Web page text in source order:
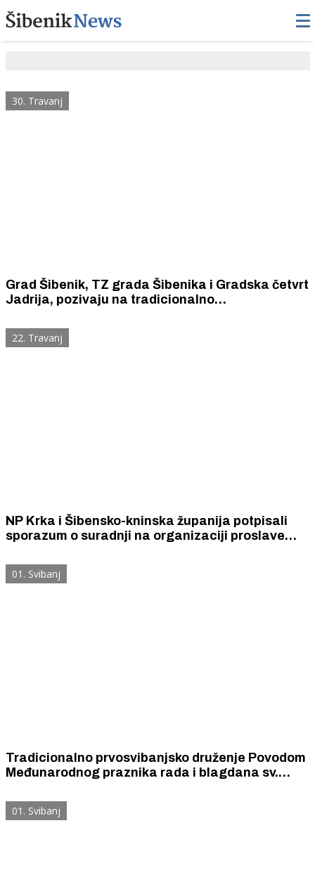
30. Travanj
Grad Šibenik, TZ grada Šibenika i Gradska četvrt
Jadrija, pozivaju na tradicionalno
brodom do Jadrije besplatan je.
22. Travanj
NP Krka i Šibensko-kninska županija potpisali
sporazum o suradnji na organizaciji proslave
Sajmom agroturizma Šibensko-kninske županije
01. Svibanj
Tradicionalno prvosvibanjsko druženje Povodom
Međunarodnog praznika rada i blagdana sv.
Nacionalnom parku „Krka“.
01. Svibanj